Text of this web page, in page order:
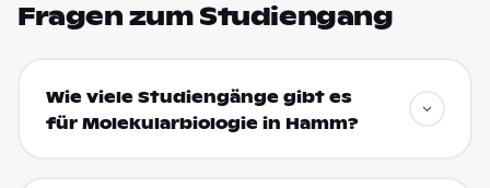
Fragen zum Studiengang
Wie viele Studiengänge gibt es
für Molekularbiologie in Hamm?